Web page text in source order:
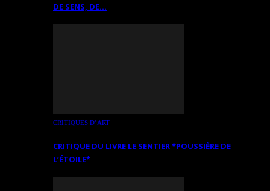
DE SENS, DE…
CRITIQUES D’ART
CRITIQUE DU LIVRE LE SENTIER *POUSSIÈRE DE
L’ÉTOILE*